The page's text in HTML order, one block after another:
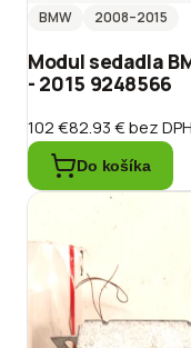
BMW
2008–2015
Modul sedadla
- 2015 9248566
102 €82.93 €bez DPH
Do košíka